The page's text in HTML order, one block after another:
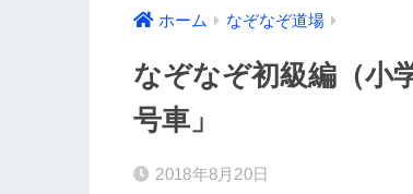
ホーム なぞなぞ道場
なぞなぞ初級編（小
号車」
2018年8月20日